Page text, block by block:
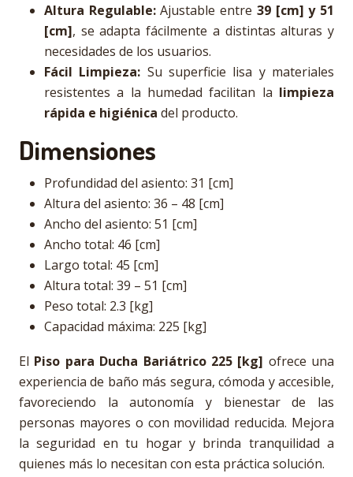
Altura Regulable:Ajustable entre 39 [cm] y 51
[cm], se adapta fácilmente a distintas alturas y
necesidades de los usuarios.
Fácil Limpieza: Su superficie lisa y materiales
resistentes a la humedad facilitan la limpieza
rápida e higiénica del producto.
Dimensiones
Profundidad del asiento: 31 [cm]
Altura del asiento: 36 – 48 [cm]
Ancho del asiento: 51 [cm]
Ancho total: 46 [cm]
Largo total: 45 [cm]
Altura total: 39 – 51 [cm]
Peso total: 2.3 [kg]
Capacidad máxima: 225 [kg]
El Piso para Ducha Bariátrico 225 [kg] ofrece una
experiencia de baño más segura, cómoda y accesible,
favoreciendo la autonomía y bienestar de las
personas mayores o con movilidad reducida. Mejora
la seguridad en tu hogar y brinda tranquilidad a
quienes más lo necesitan con esta práctica solución.